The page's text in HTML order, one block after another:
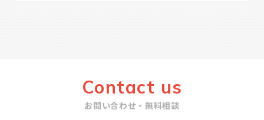
Contact us
お問い合わせ・無料相談